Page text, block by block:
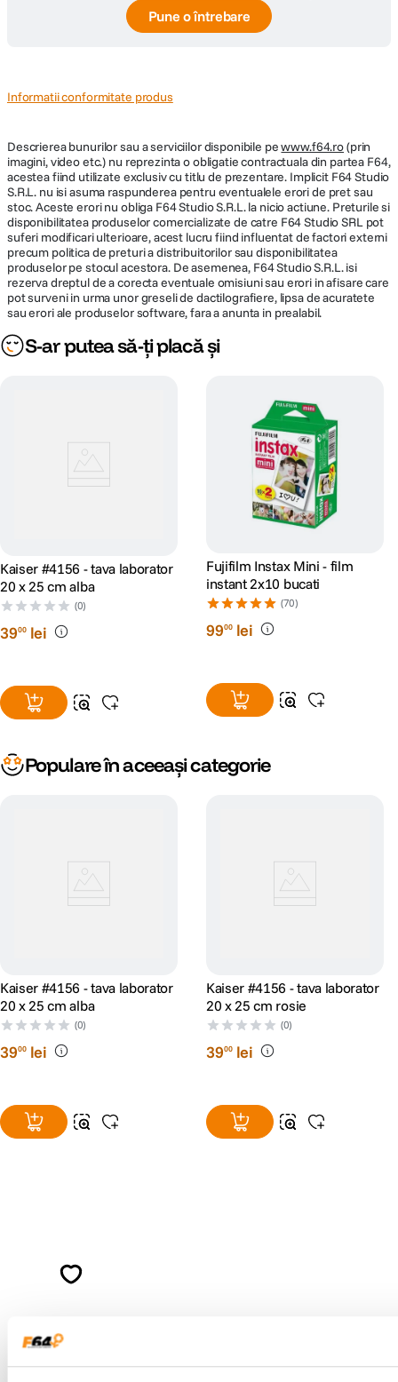
Pune o întrebare
Informatii conformitate produs
Descrierea bunurilor sau a serviciilor disponibile pewww.f64.ro(prin
imagini, video etc.) nu reprezinta o obligatie contractuala din partea F64,
acestea fiind utilizate exclusiv cu titlu de prezentare. Implicit F64 Studio
S.R.L. nu isi asuma raspunderea pentru eventualele erori de pret sau
stoc. Aceste erori nu obliga F64 Studio S.R.L. la nicio actiune. Preturile si
disponibilitatea produselor comercializate de catre F64 Studio SRL pot
suferi modificari ulterioare, acest lucru fiind influentat de factori externi
precum politica de preturi a distribuitorilor sau disponibilitatea
produselor pe stocul acestora. De asemenea, F64 Studio S.R.L. isi
rezerva dreptul de a corecta eventuale omisiuni sau erori in afisare care
pot surveni in urma unor greseli de dactilografiere, lipsa de acuratete
sau erori ale produselor software, fara a anunta in prealabil.
S-ar putea să-ți placă și
Kaiser #4156 - tava laborator
20 x 25 cm alba
(0)
3900 lei
Fujifilm Instax Mini - film
instant 2x10 bucati
(70)
9900 lei
Populare în aceeași categorie
Kaiser #4156 - tava laborator
20 x 25 cm alba
(0)
3900 lei
Kaiser #4156 - tava laborator
20 x 25 cm rosie
(0)
3900 lei